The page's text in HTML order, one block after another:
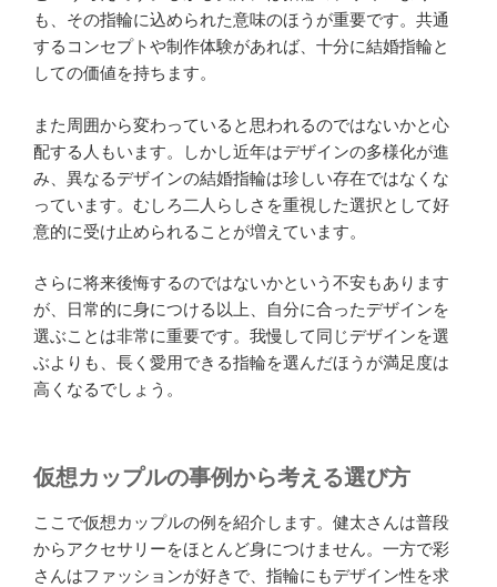
も、その指輪に込められた意味のほうが重要です。共通
するコンセプトや制作体験があれば、十分に結婚指輪と
しての価値を持ちます。
また周囲から変わっていると思われるのではないかと心
配する人もいます。しかし近年はデザインの多様化が進
み、異なるデザインの結婚指輪は珍しい存在ではなくな
っています。むしろ二人らしさを重視した選択として好
意的に受け止められることが増えています。
さらに将来後悔するのではないかという不安もあります
が、日常的に身につける以上、自分に合ったデザインを
選ぶことは非常に重要です。我慢して同じデザインを選
ぶよりも、長く愛用できる指輪を選んだほうが満足度は
高くなるでしょう。
仮想カップルの事例から考える選び方
ここで仮想カップルの例を紹介します。健太さんは普段
からアクセサリーをほとんど身につけません。一方で彩
さんはファッションが好きで、指輪にもデザイン性を求